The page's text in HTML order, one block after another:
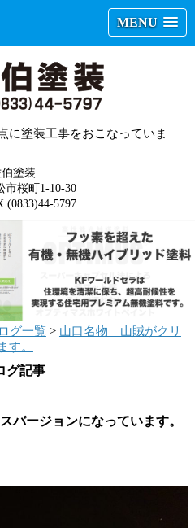
MENU
に塗装工事をおこなっていま
塗装
市桜町1-10-30
(0833)44-5797
グ一覧> 山口名物 山賊がクリ
す。
グ記事
ージョンになっています。